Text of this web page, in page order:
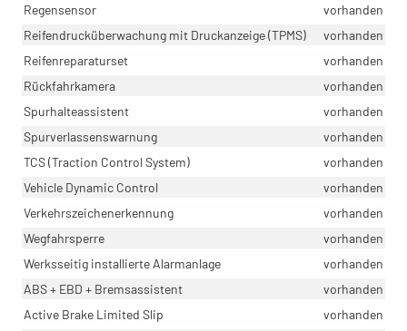
Regensensor
vorhanden
Reifendrucküberwachung mit Druckanzeige (TPMS)
vorhanden
Reifenreparaturset
vorhanden
Rückfahrkamera
vorhanden
Spurhalteassistent
vorhanden
Spurverlassenswarnung
vorhanden
TCS (Traction Control System)
vorhanden
Vehicle Dynamic Control
vorhanden
Verkehrszeichenerkennung
vorhanden
Wegfahrsperre
vorhanden
Werksseitig installierte Alarmanlage
vorhanden
ABS + EBD + Bremsassistent
vorhanden
Active Brake Limited Slip
vorhanden